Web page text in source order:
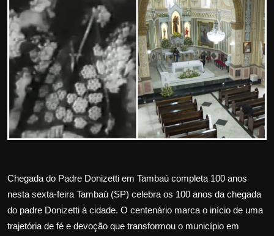
Cultura
Internacional
APOIE
Educação
Justiça
Saúde
Esportes
Chegada do Padre Donizetti em Tambaú completa 100 anos
nesta sexta-feira Tambaú (SP) celebra os 100 anos da chegada
do padre Donizetti à cidade. O centenário marca o início de uma
trajetória de fé e devoção que transformou o município em